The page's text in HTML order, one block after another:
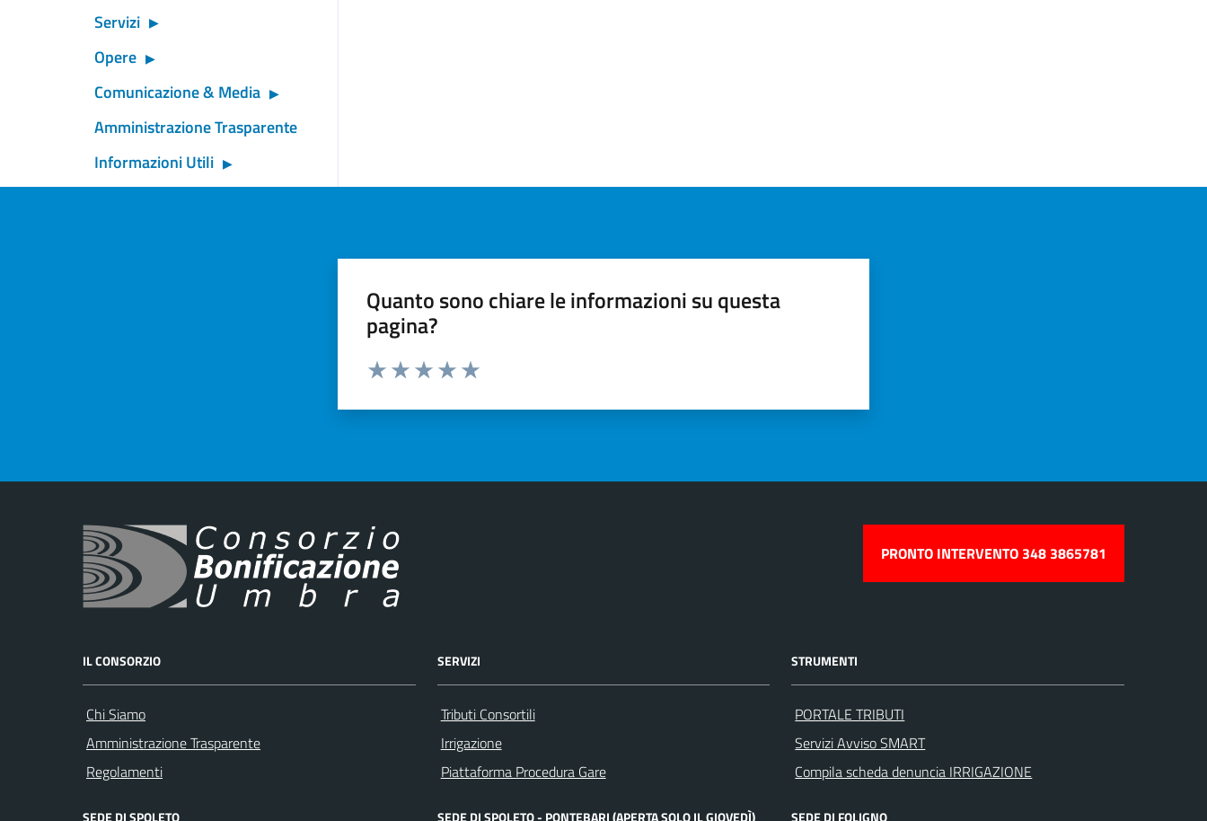
Servizi
Opere
Comunicazione & Media
Amministrazione Trasparente
Informazioni Utili
Quanto sono chiare le informazioni su questa
pagina?
PRONTO INTERVENTO 348 3865781
IL CONSORZIO
Chi Siamo
Amministrazione Trasparente
Regolamenti
SEDE DI SPOLETO
SERVIZI
Tributi Consortili
Irrigazione
Piattaforma Procedura Gare
SEDE DI SPOLETO - PONTEBARI (APERTA SOLO IL GIOVEDÌ)
STRUMENTI
PORTALE TRIBUTI
Servizi Avviso SMART
Compila scheda denuncia IRRIGAZIONE
SEDE DI FOLIGNO